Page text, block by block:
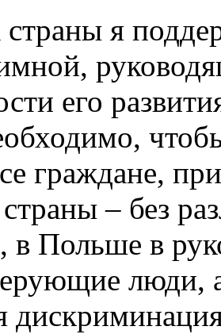
страны я
его
граждане,
– без
в Польше в
люди,